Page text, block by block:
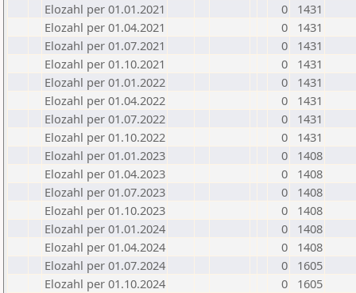
Elozahl per 01.01.2021
0
1431
Elozahl per 01.04.2021
0
1431
Elozahl per 01.07.2021
0
1431
Elozahl per 01.10.2021
0
1431
Elozahl per 01.01.2022
0
1431
Elozahl per 01.04.2022
0
1431
Elozahl per 01.07.2022
0
1431
Elozahl per 01.10.2022
0
1431
Elozahl per 01.01.2023
0
1408
Elozahl per 01.04.2023
0
1408
Elozahl per 01.07.2023
0
1408
Elozahl per 01.10.2023
0
1408
Elozahl per 01.01.2024
0
1408
Elozahl per 01.04.2024
0
1408
Elozahl per 01.07.2024
0
1605
Elozahl per 01.10.2024
0
1605